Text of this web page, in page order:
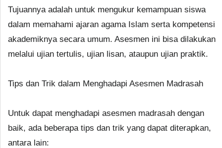
Tujuannya adalah untuk mengukur kemampuan siswa
dalam memahami ajaran agama Islam serta kompetensi
akademiknya secara umum. Asesmen ini bisa dilakukan
melalui ujian tertulis, ujian lisan, ataupun ujian praktik.
Tips dan Trik dalam Menghadapi Asesmen Madrasah
Untuk dapat menghadapi asesmen madrasah dengan
baik, ada beberapa tips dan trik yang dapat diterapkan,
antara lain: